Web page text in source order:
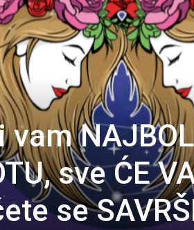
vam
sve ĆE
se